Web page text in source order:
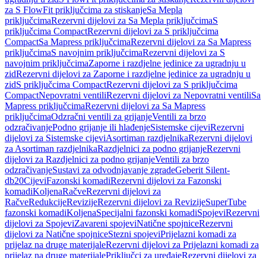
za S FlowFit priključcima za stiskanjeSa Mepla
priključcimaRezervni dijelovi za Sa Mepla priključcimaS
priključcima CompactRezervni dijelovi za S priključcima
CompactSa Mapress priključcimaRezervni dijelovi za Sa Mapress
priključcimaS navojnim priključcimaRezervni dijelovi za S
navojnim priključcimaZaporne i razdjelne jedinice za ugradnju u
zidRezervni dijelovi za Zaporne i razdjelne jedinice za ugradnju u
zidS priključcima CompactRezervni dijelovi za S priključcima
CompactNepovratni ventiliRezervni dijelovi za Nepovratni ventiliSa
Mapress priključcimaRezervni dijelovi za Sa Mapress
priključcimaOdzračni ventili za grijanjeVentili za brzo
odzračivanjePodno grijanje ili hlađenjeSistemske cijeviRezervni
dijelovi za Sistemske cijeviAsortiman razdjelnikaRezervni dijelovi
za Asortiman razdjelnikaRazdjelnici za podno grijanjeRezervni
dijelovi za Razdjelnici za podno grijanjeVentili za brzo
odzračivanjeSustavi za odvodnjavanje zgradeGeberit Silent-
db20CijeviFazonski komadiRezervni dijelovi za Fazonski
komadiKoljenaRačveRezervni dijelovi za
RačveRedukcijeRevizijeRezervni dijelovi za RevizijeSuperTube
fazonski komadiKoljenaSpecijalni fazonski komadiSpojeviRezervni
dijelovi za SpojeviZavareni spojeviNatične spojniceRezervni
dijelovi za Natične spojniceStezni spojeviPrijelazni komadi za
prijelaz na druge materijaleRezervni dijelovi za Prijelazni komadi za
prijelaz na druge materijalePriključci za uređajeRezervni dijelovi za